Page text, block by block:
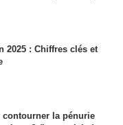
2025 : Chiffres clés et
la pénurie